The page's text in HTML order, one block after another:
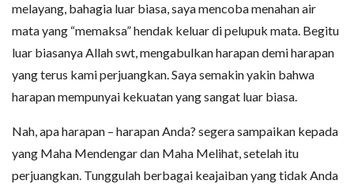
melayang, bahagia luar biasa, saya mencoba menahan air
mata yang “memaksa” hendak keluar di pelupuk mata. Begitu
luar biasanya Allah swt, mengabulkan harapan demi harapan
yang terus kami perjuangkan. Saya semakin yakin bahwa
harapan mempunyai kekuatan yang sangat luar biasa.
Nah, apa harapan – harapan Anda? segera sampaikan kepada
yang Maha Mendengar dan Maha Melihat, setelah itu
perjuangkan. Tunggulah berbagai keajaiban yang tidak Anda